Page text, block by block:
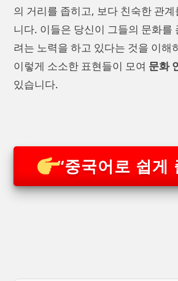
의 거리를 좁히고, 보다 친숙한 관
니다. 이들은 당신이 그들의 문화를
려는 노력을 하고 있다는 것을 이해
이렇게 소소한 표현들이 모여 문화
있습니다.
“중국어로 쉽게